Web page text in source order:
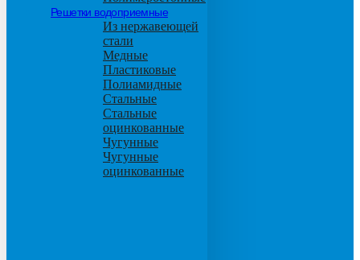
Решетки водоприемные
Из нержавеющей
стали
Медные
Пластиковые
Полиамидные
Стальные
Стальные
оцинкованные
Чугунные
Чугунные
оцинкованные